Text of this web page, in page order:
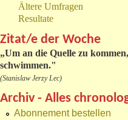
Ältere Umfragen
Resultate
Zitat/e der Woche
„Um an die Quelle zu
schwimmen."
(Stanislaw Jerzy Lec)
Archiv - Alles
Abonnement bestellen